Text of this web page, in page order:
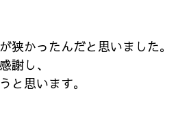
狭かったんだと思いました。
謝し、
と思います。